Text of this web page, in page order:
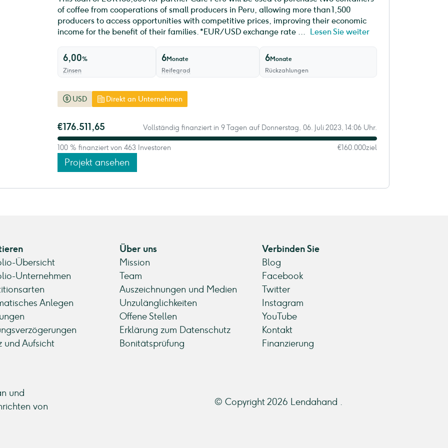
of coffee from cooperations of small producers in Peru, allowing more than 1,500
producers to access opportunities with competitive prices, improving their economic
income for the benefit of their families. *EUR/USD exchange rate ... Lesen Sie weiter
6,00%
Zinsen
6Monate
Reifegrad
6Monate
Rückzahlungen
USD Direkt an Unternehmen
€176.511,65 Vollständig finanziert in 9 Tagen auf Donnerstag, 06. Juli 2023, 14:06 Uhr.
100 % finanziert von 463 Investoren €160.000ziel
Projekt ansehen
Übersicht
Unternehmen
Anlegen
und Aufsicht
Über uns
Mission
Team
Auszeichnungen und Medien
Unzulänglichkeiten
Offene Stellen
Erklärung zum Datenschutz
Bonitätsprüfung
Verbinden Sie
Blog
Facebook
Twitter
Instagram
YouTube
Kontakt
Finanzierung
und
von
© Copyright 2026 Lendahand .